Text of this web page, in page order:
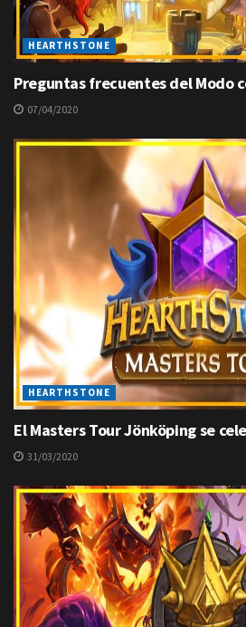
HEARTHSTONE
Preguntas frecuentes del Modo
07/04/2020
HEARTHSTONE
El Masters Tour Jönköping se
31/03/2020